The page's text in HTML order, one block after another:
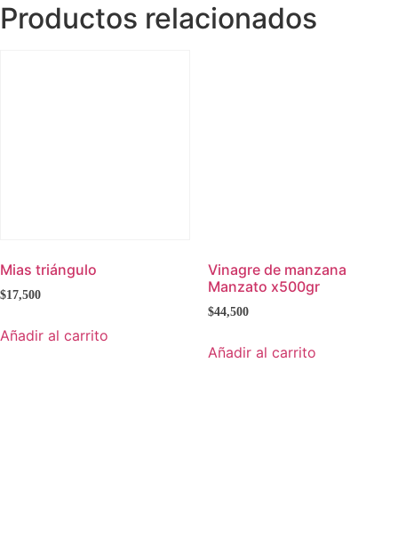
Productos relacionados
Mias triángulo
$17,500
Añadir al carrito
Vinagre de manzana
Manzato x500gr
$44,500
Añadir al carrito